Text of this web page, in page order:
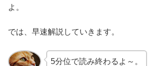
よ。
では、早速解説していきます。
5分位で読み終わるよ～。